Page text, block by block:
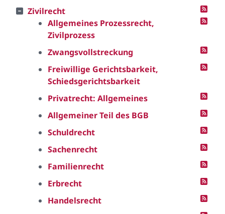
Zivilrecht
Allgemeines Prozessrecht,
Zivilprozess
Zwangsvollstreckung
Freiwillige Gerichtsbarkeit,
Schiedsgerichtsbarkeit
Privatrecht: Allgemeines
Allgemeiner Teil des BGB
Schuldrecht
Sachenrecht
Familienrecht
Erbrecht
Handelsrecht